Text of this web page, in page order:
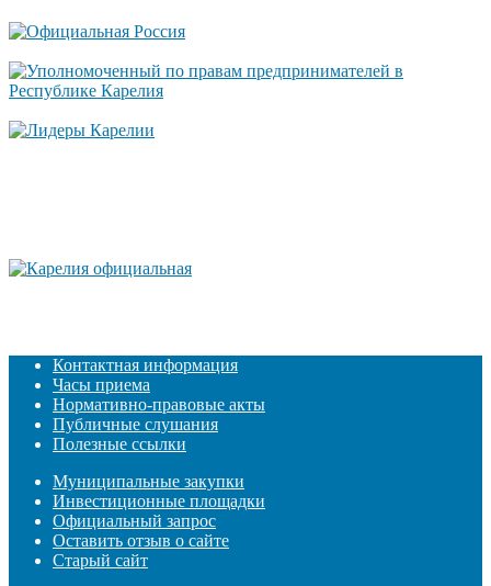
Контактная информация
Часы приема
Нормативно-правовые акты
Публичные слушания
Полезные ссылки
Муниципальные закупки
Инвестиционные площадки
Официальный запрос
Оставить отзыв о сайте
Старый сайт